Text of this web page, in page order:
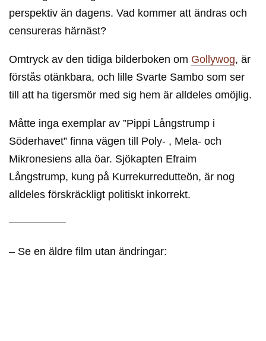
perspektiv än dagens. Vad kommer att ändras och
censureras härnäst?
Omtryck av den tidiga bilderboken om Gollywog, är
förstås otänkbara, och lille Svarte Sambo som ser
till att ha tigersmör med sig hem är alldeles omöjlig.
Måtte inga exemplar av ”Pippi Långstrump i
Söderhavet” finna vägen till Poly- , Mela- och
Mikronesiens alla öar. Sjökapten Efraim
Långstrump, kung på Kurrekurredutteön, är nog
alldeles förskräckligt politiskt inkorrekt.
– Se en äldre film utan ändringar: